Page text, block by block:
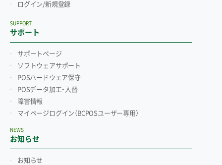
ログイン/新規登録
サポート
SUPPORT
サポートページ
ソフトウェアサポート
POSハードウェア保守
POSデータ加工・入替
障害情報
マイページログイン （BCPOSユーザー専用）
お知らせ
NEWS
お知らせ